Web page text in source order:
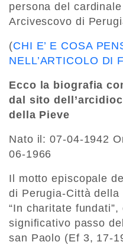
persona del cardinale
Arcivescovo di
(CHI E’ E COSA
NELL’ARTICOLO DI
Ecco la biografia
dal sito
della Pieve
Nato il: 07-04-1942
06-1966
Il motto episcopale
di Perugia-Città
“In charitate fundati”,
significativo passo
san Paolo (Ef 3, 17-